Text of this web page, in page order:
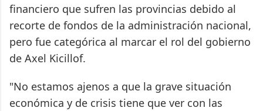
financiero que sufren las provincias debido al
recorte de fondos de la administración nacional,
pero fue categórica al marcar el rol del gobierno
de Axel Kicillof.
"No estamos ajenos a que la grave situación
económica y de crisis tiene que ver con las